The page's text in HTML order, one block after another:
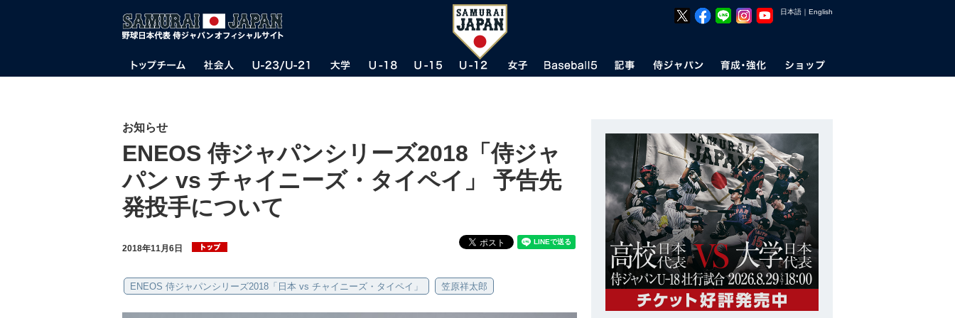
日本語 ｜ English
お知らせ
ENEOS 侍ジャパンシリーズ2018「侍ジャ
パン vs チャイニーズ・タイペイ」 予告先
発投手について
2018年11月6日
ENEOS 侍ジャパンシリーズ2018「日本 vs チャイニーズ・タイペイ」 笠原祥太郎